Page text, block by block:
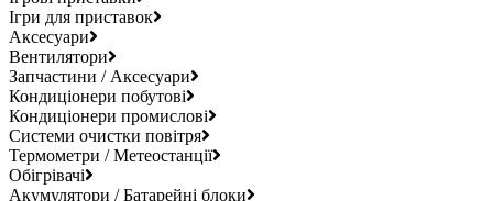
Ігри для приставок
Аксесуари
Вентилятори
Запчастини / Аксесуари
Кондиціонери побутові
Кондиціонери промислові
Системи очистки повітря
Термометри / Метеостанції
Обігрівачі
Акумулятори / Батарейні блоки